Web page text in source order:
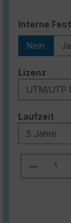
Interne
Nein Ja
Lizenz
Laufzeit